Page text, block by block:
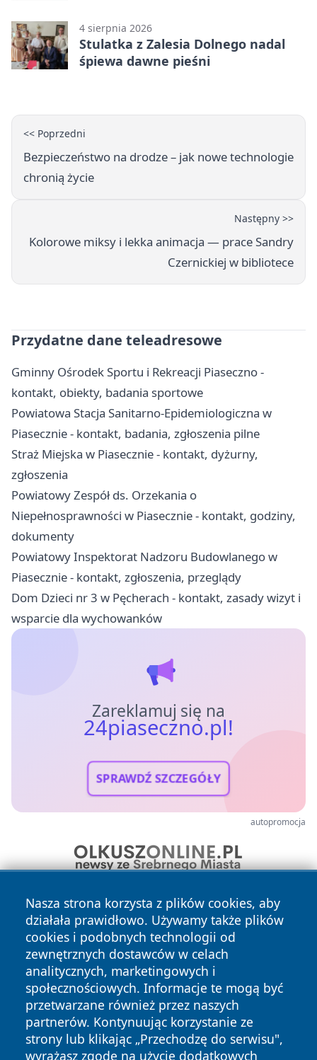
4 sierpnia 2026
Stulatka z Zalesia Dolnego nadal
śpiewa dawne pieśni
<< Poprzedni
Bezpieczeństwo na drodze – jak nowe technologie
chronią życie
Następny >>
Kolorowe miksy i lekka animacja — prace Sandry
Czernickiej w bibliotece
Przydatne dane teleadresowe
Gminny Ośrodek Sportu i Rekreacji Piaseczno -
kontakt, obiekty, badania sportowe
Powiatowa Stacja Sanitarno-Epidemiologiczna w
Piasecznie - kontakt, badania, zgłoszenia pilne
Straż Miejska w Piasecznie - kontakt, dyżurny,
zgłoszenia
Powiatowy Zespół ds. Orzekania o
Niepełnosprawności w Piasecznie - kontakt, godziny,
dokumenty
Powiatowy Inspektorat Nadzoru Budowlanego w
Piasecznie - kontakt, zgłoszenia, przeglądy
Dom Dzieci nr 3 w Pęcherach - kontakt, zasady wizyt i
wsparcie dla wychowanków
Zareklamuj się na
24piaseczno.pl!
SPRAWDŹ SZCZEGÓŁY
autopromocja
Nasza strona korzysta z plików cookies, aby
działała prawidłowo. Używamy także plików
cookies i podobnych technologii od
zewnętrznych dostawców w celach
analitycznych, marketingowych i
społecznościowych. Informacje te mogą być
przetwarzane również przez naszych
partnerów. Kontynuując korzystanie ze
strony lub klikając „Przechodzę do serwisu",
wyrażasz zgodę na użycie dodatkowych
Copyright © 2026 24piaseczno.pl Wszystkie prawa
zastrzeżone.
Polityka Polityka